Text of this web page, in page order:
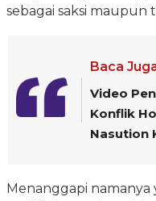
sebagai saksi maupun
Baca
Video
Konflik
Nasution
Menanggapi